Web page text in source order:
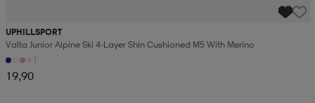
UPHILLSPORT
Valta Junior Alpine Ski 4-Layer Shin Cushioned M5 With Merino
+1
19,90